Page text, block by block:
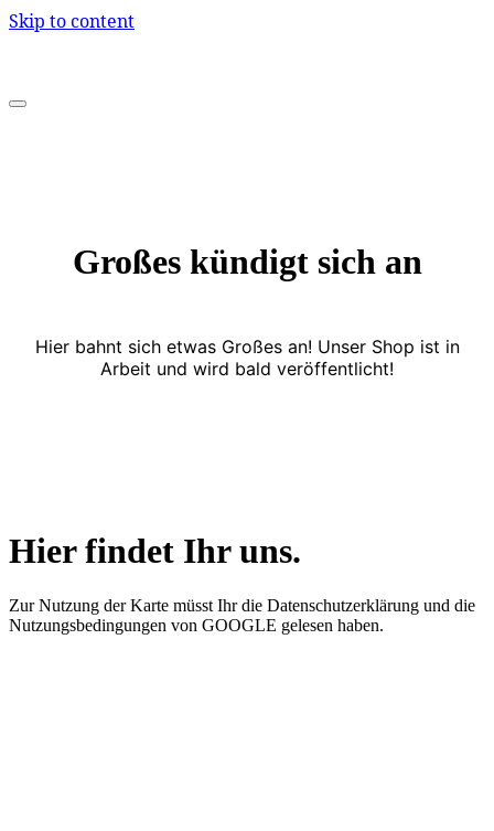
Skip to content
Großes kündigt sich an
Hier bahnt sich etwas Großes an! Unser Shop ist in
Arbeit und wird bald veröffentlicht!
Hier findet Ihr uns.
Zur Nutzung der Karte müsst Ihr die Datenschutzerklärung und die
Nutzungsbedingungen von GOOGLE gelesen haben.